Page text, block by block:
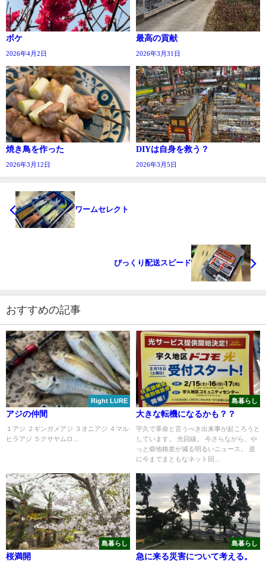
ボケ
2026年4月2日
最高の貢献
2026年3月31日
焼き鳥を作った
2026年3月12日
DIYは自身を救う？
2026年3月5日
ワームセレクト
びっくり配送スピード
おすすめの記事
Right LURE
アジの仲間
１アジ ２ギンガメアジ ３オニアジ ４マル
ヒラアジ ５クサヤムロ...
島暮らし
大きな転機になるかも？？
宇久で革命と言うべき出来事が起ころうと
しています。 光回線。 今さらながら、や
っと僻地格差が減る明るいニュース。 逆
に今までまともなネット回...
島暮らし
桜満開
島暮らし
急に来る災害について考える。